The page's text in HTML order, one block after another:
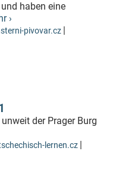
haben eine
›
pivovar.cz |
der Prager Burg
lernen.cz |